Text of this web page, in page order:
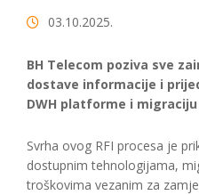
03.10.2025.
BH Telecom poziva sve
dostave informacije i
DWH platforme i
Svrha ovog RFI procesa je
dostupnim tehnologijama,
troškovima vezanim za